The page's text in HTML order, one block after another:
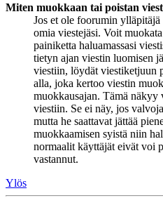
Miten muokkaan tai poistan
Jos et ole foorumin
omia viestejäsi. Voit
painiketta haluamassasi
tietyn ajan viestin luomisen
viestiin, löydät viestiketjuun
alla, joka kertoo viestin
muokkausajan. Tämä näkyy
viestiin. Se ei näy, jos
mutta he saattavat jättää
muokkaamisen syistä niin
normaalit käyttäjät eivät voi
vastannut.
Ylös